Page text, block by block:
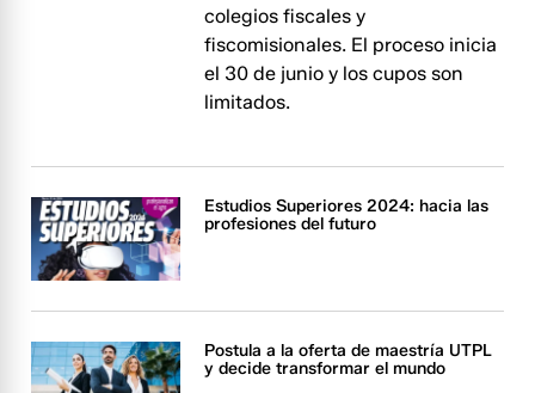
colegios fiscales y
fiscomisionales. El proceso inicia
el 30 de junio y los cupos son
limitados.
Estudios Superiores 2024: hacia las
profesiones del futuro
Postula a la oferta de maestría UTPL
y decide transformar el mundo